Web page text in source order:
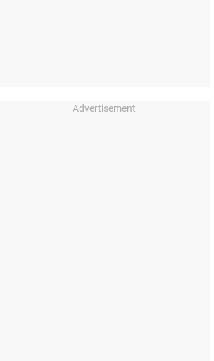
Advertisement